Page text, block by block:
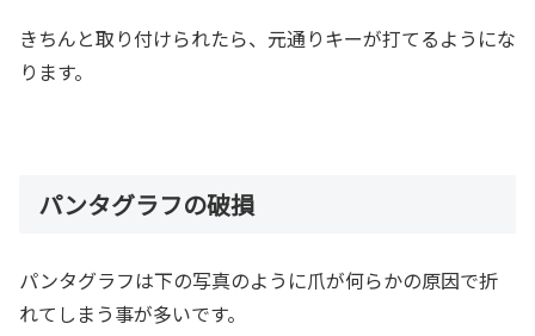
きちんと取り付けられたら、元通りキーが打てるようにな
ります。
パンタグラフの破損
パンタグラフは下の写真のように爪が何らかの原因で折
れてしまう事が多いです。